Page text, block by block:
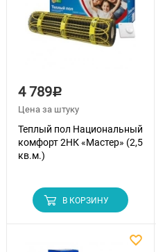
4 789Р
Цена за штуку
Теплый пол Национальный
комфорт 2НК «Мастер» (2,5
кв.м.)
В КОРЗИНУ